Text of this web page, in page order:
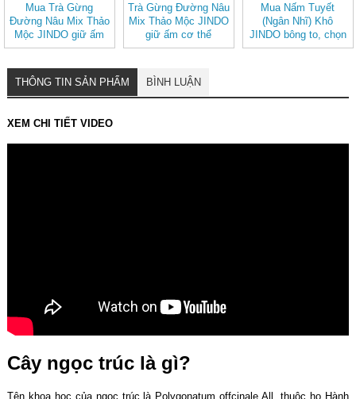
Mua Trà Gừng
Đường Nâu Mix Thảo
Mộc JINDO giữ ấm
cơ thể, tốt cho sức
Trà Gừng Đường Nâu
Mix Thảo Mộc JINDO
giữ ấm cơ thể
Mua Nấm Tuyết
(Ngân Nhĩ) Khô
JINDO bông to, chọn
lọc tốt cho sức khỏe
THÔNG TIN SẢN PHẨM BÌNH LUẬN
XEM CHI TIẾT VIDEO
Cây ngọc trúc là gì?
Tên khoa học của ngọc trúc là Polygonatum offcinale All, thuộc họ Hành